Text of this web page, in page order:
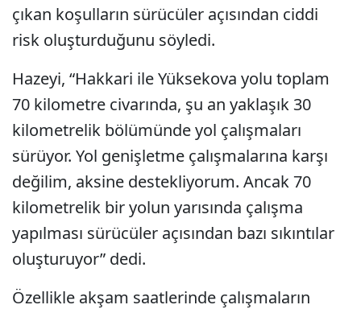
çıkan koşulların sürücüler açısından ciddi
risk oluşturduğunu söyledi.
Hazeyi, “Hakkari ile Yüksekova yolu toplam
70 kilometre civarında, şu an yaklaşık 30
kilometrelik bölümünde yol çalışmaları
sürüyor. Yol genişletme çalışmalarına karşı
değilim, aksine destekliyorum. Ancak 70
kilometrelik bir yolun yarısında çalışma
yapılması sürücüler açısından bazı sıkıntılar
oluşturuyor” dedi.
Özellikle akşam saatlerinde çalışmaların